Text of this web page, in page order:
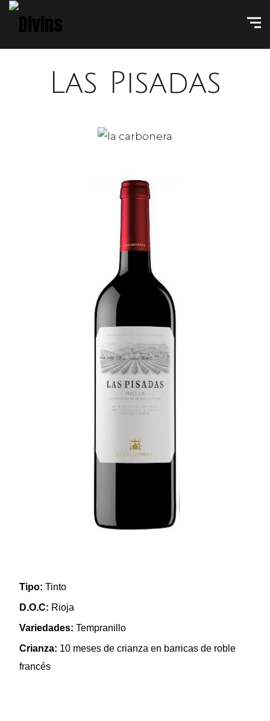
Las Pisadas
Tipo: Tinto
D.O.C: Rioja
Variedades:Tempranillo
Crianza: 10 meses de crianza en barricas de roble
francés